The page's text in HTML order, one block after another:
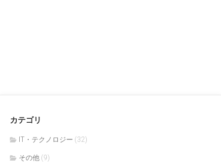
カテゴリ
IT・テクノロジー (32)
その他 (9)